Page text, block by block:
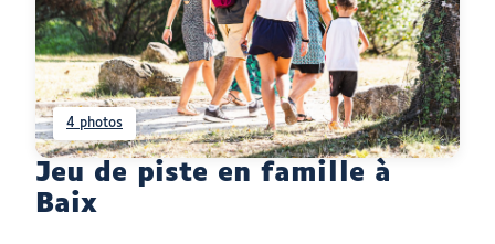
Jeu de piste en famille à
Baix
4 photos